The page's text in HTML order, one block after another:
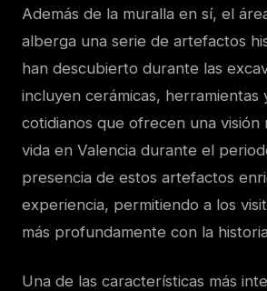
Además de la muralla en sí, el
alberga una serie de artefactos
han descubierto durante las
incluyen cerámicas, herramientas
cotidianos que ofrecen una visión
vida en Valencia durante el
presencia de estos artefactos
experiencia, permitiendo a los
más profundamente con la
Una de las características más